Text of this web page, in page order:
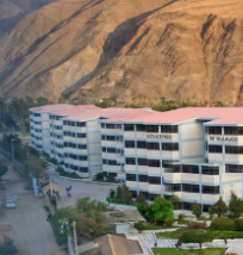
educativo"